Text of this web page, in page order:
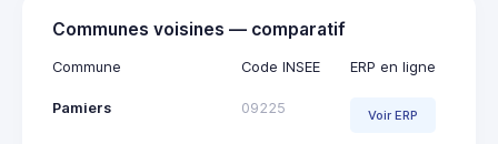
Communes voisines — comparatif
Commune Code INSEE ERP en ligne
Pamiers 09225 Voir ERP